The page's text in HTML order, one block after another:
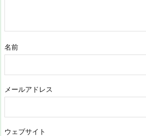
名前
メールアドレス
ウェブサイト